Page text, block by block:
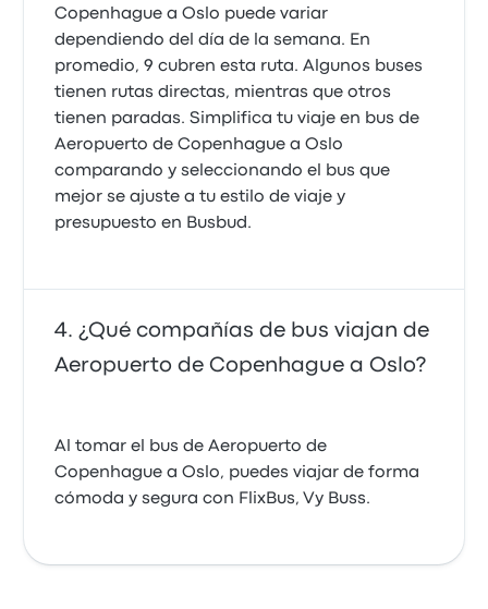
Copenhague a Oslo puede variar
dependiendo del día de la semana. En
promedio, 9 cubren esta ruta. Algunos buses
tienen rutas directas, mientras que otros
tienen paradas. Simplifica tu viaje en bus de
Aeropuerto de Copenhague a Oslo
comparando y seleccionando el bus que
mejor se ajuste a tu estilo de viaje y
presupuesto en Busbud.
¿Qué compañías de bus viajan de
Aeropuerto de Copenhague a Oslo?
Al tomar el bus de Aeropuerto de
Copenhague a Oslo, puedes viajar de forma
cómoda y segura con FlixBus, Vy Buss.